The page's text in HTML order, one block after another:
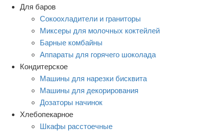
Для баров
Сокоохладители и граниторы
Миксеры для молочных коктейлей
Барные комбайны
Аппараты для горячего шоколада
Кондитерское
Машины для нарезки бисквита
Машины для декорирования
Дозаторы начинок
Хлебопекарное
Шкафы расстоечные